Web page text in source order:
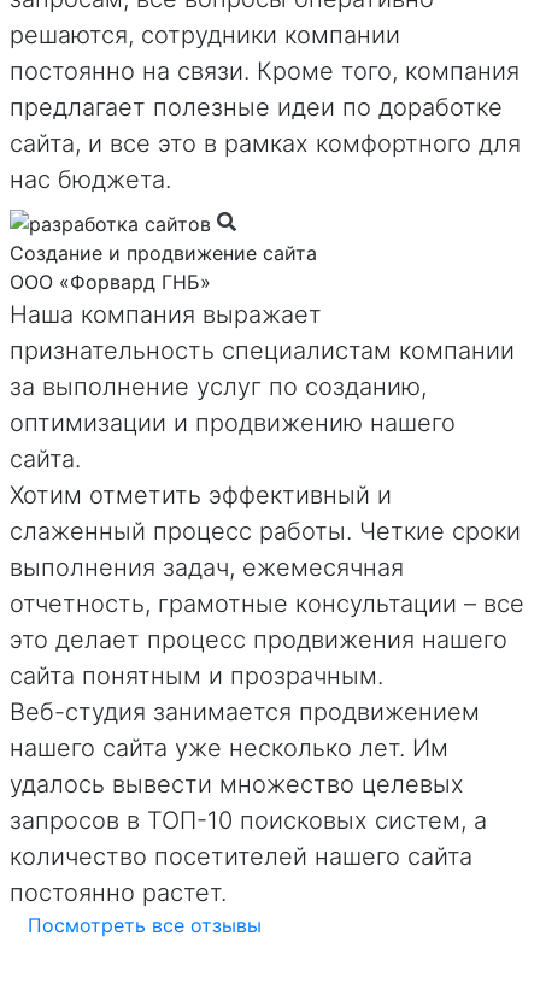
решаются, сотрудники компании
постоянно на связи. Кроме того, компания
предлагает полезные идеи по доработке
сайта, и все это в рамках комфортного для
нас бюджета.
Создание и продвижение сайта
ООО «Форвард ГНБ»
Наша компания выражает
признательность специалистам компании
за выполнение услуг по созданию,
оптимизации и продвижению нашего
сайта.
Хотим отметить эффективный и
слаженный процесс работы. Четкие сроки
выполнения задач, ежемесячная
отчетность, грамотные консультации – все
это делает процесс продвижения нашего
сайта понятным и прозрачным.
Веб-студия занимается продвижением
нашего сайта уже несколько лет. Им
удалось вывести множество целевых
запросов в ТОП-10 поисковых систем, а
количество посетителей нашего сайта
постоянно растет.
Посмотреть все отзывы